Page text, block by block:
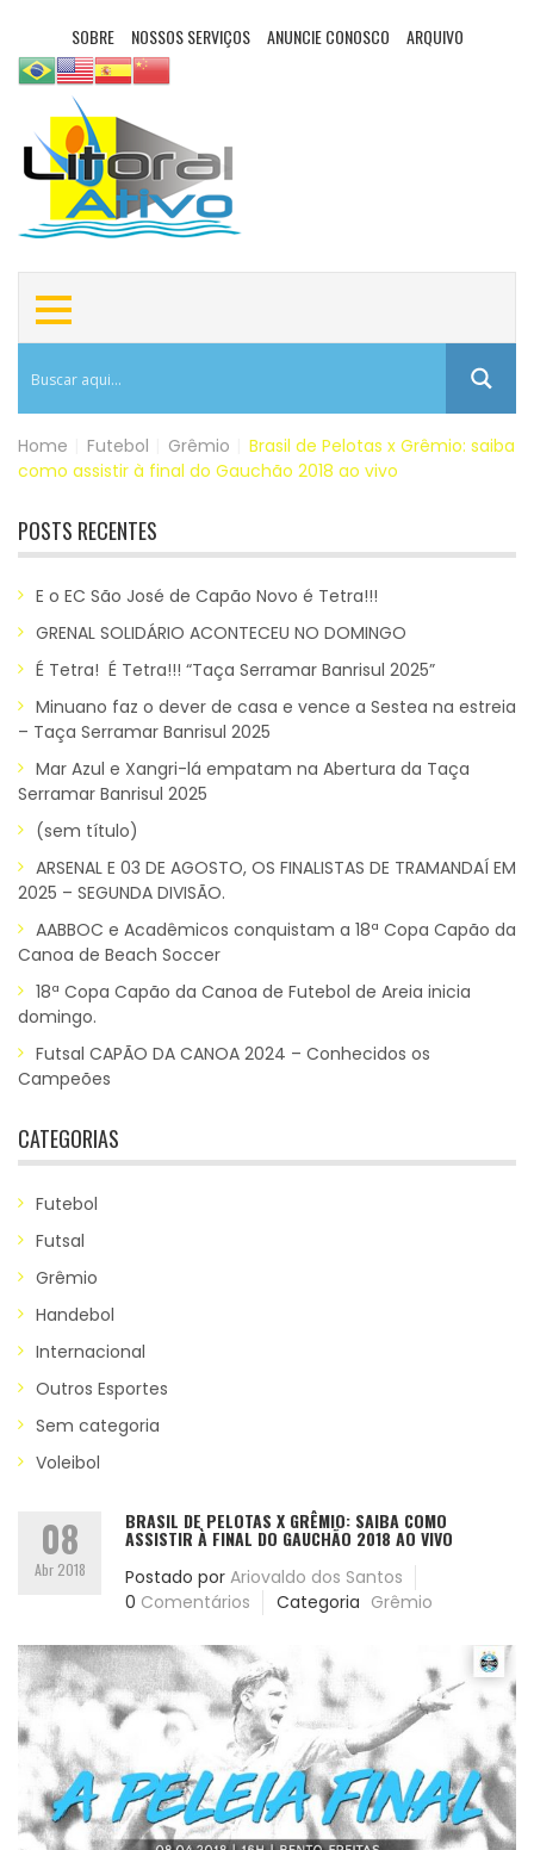
SOBRE NOSSOS SERVIÇOS ANUNCIE CONOSCO ARQUIVO
Home Futebol Grêmio
Brasil de Pelotas x Grêmio: saiba
como assistir à final do Gauchão 2018 ao vivo
POSTS RECENTES
E o EC São José de Capão Novo é Tetra!!!
GRENAL SOLIDÁRIO ACONTECEU NO DOMINGO
É Tetra! É Tetra!!! “Taça Serramar Banrisul 2025”
Minuano faz o dever de casa e vence a Sestea na estreia
– Taça Serramar Banrisul 2025
Mar Azul e Xangri-lá empatam na Abertura da Taça
Serramar Banrisul 2025
(sem título)
ARSENAL E 03 DE AGOSTO, OS FINALISTAS DE TRAMANDAÍ EM
2025 – SEGUNDA DIVISÃO.
AABBOC e Acadêmicos conquistam a 18ª Copa Capão da
Canoa de Beach Soccer
18ª Copa Capão da Canoa de Futebol de Areia inicia
domingo.
Futsal CAPÃO DA CANOA 2024 – Conhecidos os
Campeões
CATEGORIAS
Futebol
Futsal
Grêmio
Handebol
Internacional
Outros Esportes
Sem categoria
Voleibol
08
Abr 2018
BRASIL DE PELOTAS X GRÊMIO: SAIBA COMO
ASSISTIR À FINAL DO GAUCHÃO 2018 AO VIVO
Postado por Ariovaldo dos Santos
0 Comentários Categoria Grêmio